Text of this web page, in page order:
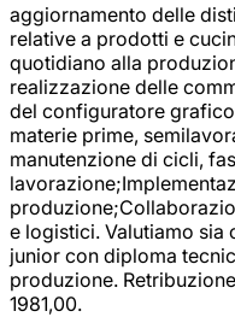
aggiornamento delle
relative a prodotti e
quotidiano alla
realizzazione delle
del configuratore
materie prime,
manutenzione di cicli,
e logistici. Valutiamo
junior con diploma
produzione.
1981,00.